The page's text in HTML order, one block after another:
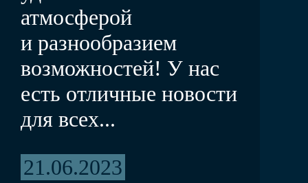
атмосферой
и разнообразием
возможностей! У нас
есть отличные новости
для всех...
21.06.2023